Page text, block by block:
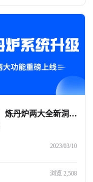
突破行业限制，趋势探索更自由！炼丹炉两大全新洞察模块重磅上线-杭州知衣科技
2023/03/10
浏览 2,508